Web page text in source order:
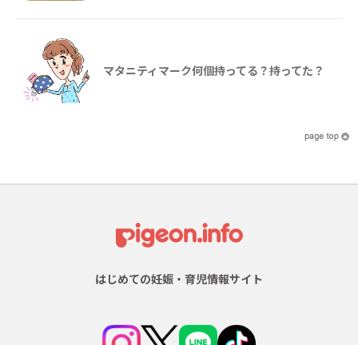
マタニティマーク何個持ってる？持ってた？
はじめての妊娠・育児情報サイト